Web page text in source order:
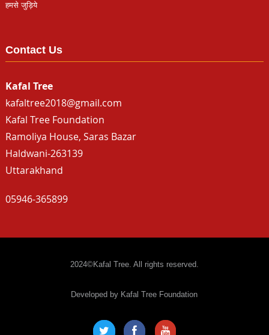
हमसे जुड़िये
Contact Us
Kafal Tree
kafaltree2018@gmail.com
Kafal Tree Foundation
Ramoliya House, Saras Bazar
Haldwani-263139
Uttarakhand
05946-365899
2024©Kafal Tree. All rights reserved.
Developed by Kafal Tree Foundation